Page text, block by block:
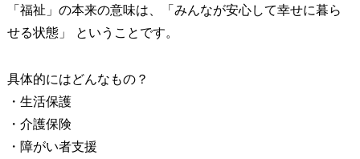
「福祉」の本来の意味は、「みんなが安心して幸せに暮ら
せる状態」 ということです。
具体的にはどんなもの？
・生活保護
・介護保険
・障がい者支援